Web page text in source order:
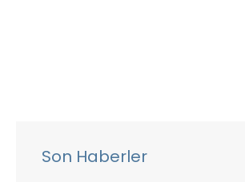
Son Haberler